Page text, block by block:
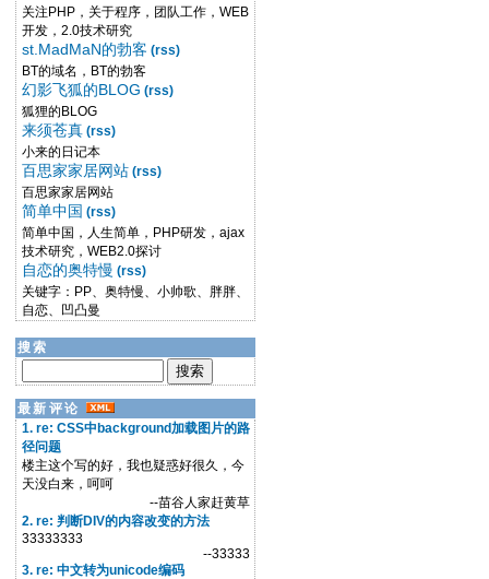
关注PHP，关于程序，团队工作，WEB
开发，2.0技术研究
st.MadMaN的勃客 (rss)
BT的域名，BT的勃客
幻影飞狐的BLOG (rss)
狐狸的BLOG
来须苍真 (rss)
小来的日记本
百思家家居网站 (rss)
百思家家居网站
简单中国 (rss)
简单中国，人生简单，PHP研发，ajax
技术研究，WEB2.0探讨
自恋的奥特慢 (rss)
关键字：PP、奥特慢、小帅歌、胖胖、
自恋、凹凸曼
搜索
最新评论
1. re: CSS中background加载图片的路
径问题
楼主这个写的好，我也疑惑好很久，今
天没白来，呵呵
--苗谷人家赶黄草
2. re: 判断DIV的内容改变的方法
33333333
--33333
3. re: 中文转为unicode编码